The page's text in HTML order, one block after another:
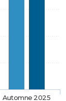
Automne 2025